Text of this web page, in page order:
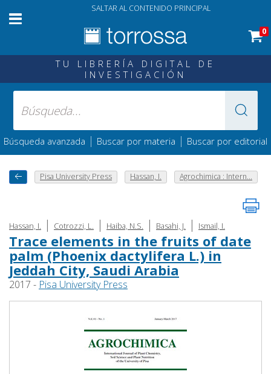
SALTAR AL CONTENIDO PRINCIPAL
0
TU LIBRERÍA DIGITAL DE
INVESTIGACIÓN
Búsqueda avanzada | Buscar por materia | Buscar por editorial
Pisa University Press Hassan, I. Agrochimica : Intern...
Hassan, I. | Cotrozzi, L. | Haiba, N.S. | Basahi, J. | Ismail, I.
Trace elements in the fruits of date
palm (Phoenix dactylifera L.) in
Jeddah City, Saudi Arabia
2017 - Pisa University Press